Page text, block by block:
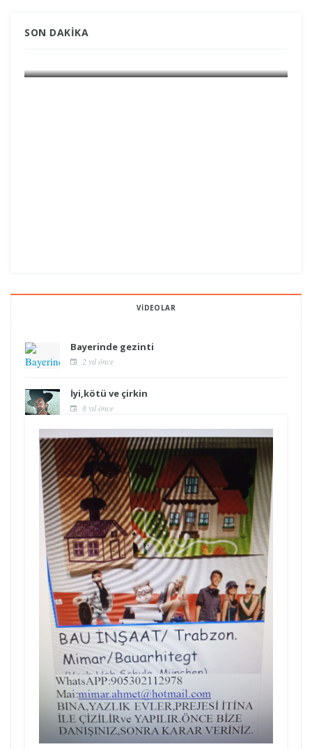
SON DAKIKA
VIDEOLAR
Bayerinde gezinti
2 yıl önce
İyi,kötü ve çirkin
8 yıl önce